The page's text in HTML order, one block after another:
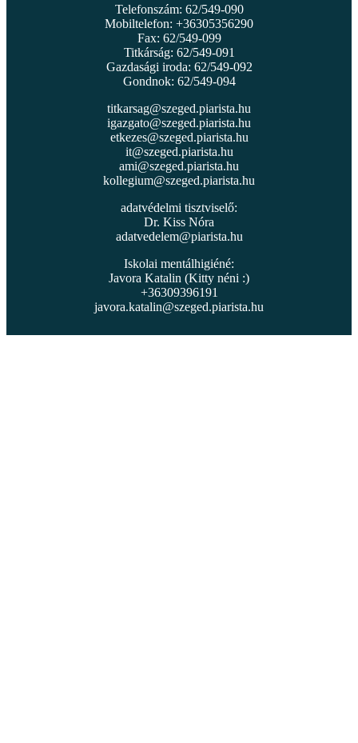
Telefonszám: 62/549-090
Mobiltelefon: +36305356290
Fax: 62/549-099
Titkárság: 62/549-091
Gazdasági iroda: 62/549-092
Gondnok: 62/549-094
titkarsag@szeged.piarista.hu
igazgato@szeged.piarista.hu
etkezes@szeged.piarista.hu
it@szeged.piarista.hu
ami@szeged.piarista.hu
kollegium@szeged.piarista.hu
adatvédelmi tisztviselő:
Dr. Kiss Nóra
adatvedelem@piarista.hu
Iskolai mentálhigiéné:
Javora Katalin (Kitty néni :)
+36309396191
javora.katalin@szeged.piarista.hu